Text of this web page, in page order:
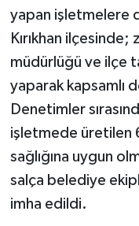
yapan işletmelere
Kırıkhan ilçesinde;
müdürlüğü ve ilçe
yaparak kapsamlı
Denetimler
işletmede üretilen
sağlığına uygun
salça belediye
imha edildi.